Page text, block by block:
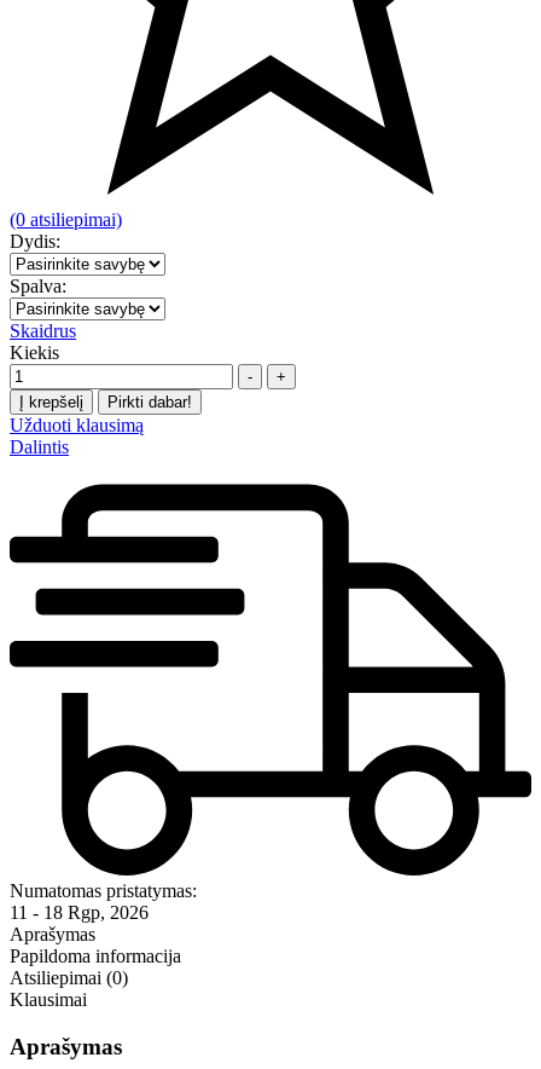
(0 atsiliepimai)
Dydis:
Spalva:
Skaidrus
Kiekis
-
+
Į krepšelį
Pirkti dabar!
Užduoti klausimą
Dalintis
Numatomas pristatymas:
11 - 18 Rgp, 2026
Aprašymas
Papildoma informacija
Atsiliepimai (0)
Klausimai
Aprašymas